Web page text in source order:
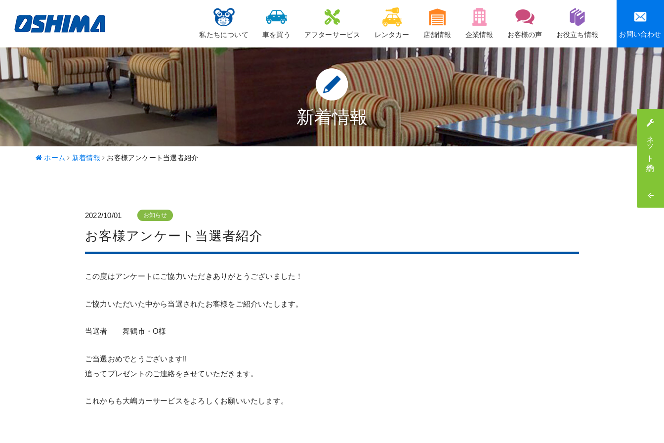
私たちについて 車を買う アフターサービス
整備・修理
鈑金
ロードサービス
レンタカー 店舗情報 企業情報
会社概要
沿革
社会貢献活動
感謝祭・社員旅行
お客様の声 お役立ち情報 お問い合わせ
新着情報
ホーム 新着情報 お客様アンケート当選者紹介
2022/10/01 お知らせ
お客様アンケート当選者紹介
この度はアンケートにご協力いただきありがとうございました！
ご協力いただいた中から当選されたお客様をご紹介いたします。
当選者 舞鶴市・O様
ご当選おめでとうございます!!
追ってプレゼントのご連絡をさせていただきます。
これからも大嶋カーサービスをよろしくお願いいたします。
ネット予約